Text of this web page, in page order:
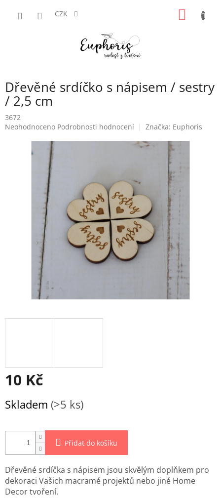
CZK
Dřevěné srdíčko s nápisem / sestry
/ 2,5 cm
3672
Průměrné
Neohodnoceno Podrobnosti hodnocení Značka: Euphoris
10 Kč
cena:
Skladem (>5 ks)
Přidat do košíku
Dřevěné srdíčka s nápisem jsou skvělým doplňkem pro
dekoraci Vašich macramé projektů nebo jiné Home
Decor tvoření.